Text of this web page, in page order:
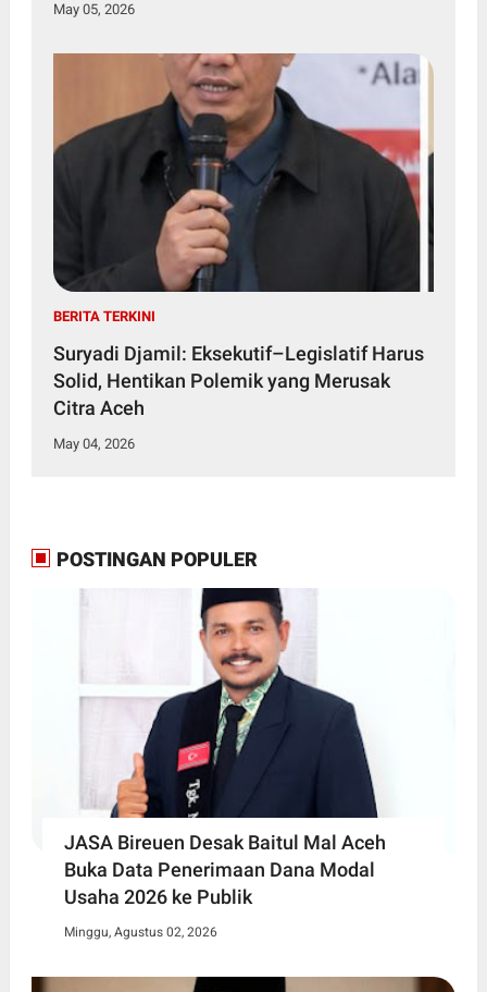
May 05, 2026
BERITA TERKINI
Suryadi Djamil: Eksekutif–Legislatif Harus
Solid, Hentikan Polemik yang Merusak
Citra Aceh
May 04, 2026
POSTINGAN POPULER
JASA Bireuen Desak Baitul Mal Aceh
Buka Data Penerimaan Dana Modal
Usaha 2026 ke Publik
Minggu, Agustus 02, 2026